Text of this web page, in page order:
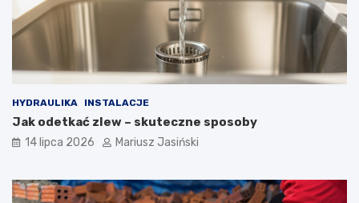
HYDRAULIKA INSTALACJE
Jak odetkać zlew – skuteczne sposoby
14 lipca 2026 Mariusz Jasiński